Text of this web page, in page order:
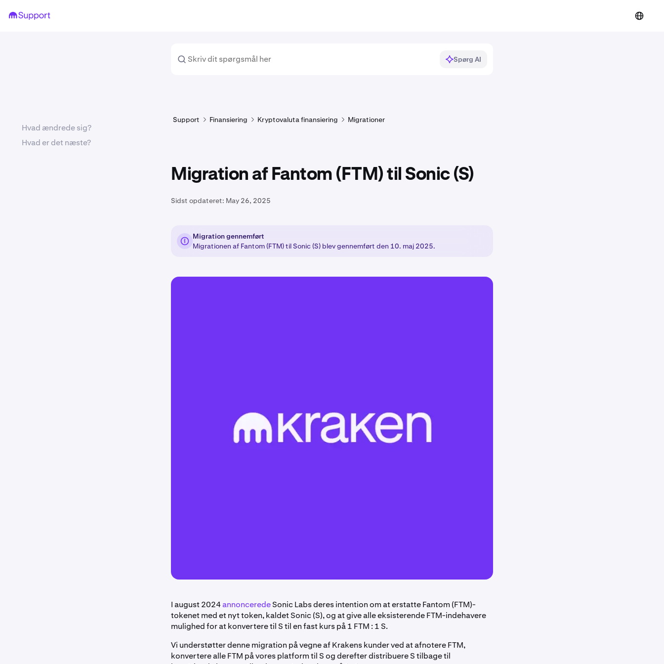
Spørg AI
Support Finansiering Kryptovaluta finansiering Migrationer
Migration af Fantom (FTM) til Sonic (S)
Sidst opdateret: May 26, 2025
Migration gennemført
Migrationen af Fantom (FTM) til Sonic (S) blev gennemført den 10. maj 2025.
I august 2024annonceredeSonic Labs deres intention om at erstatte Fantom (FTM)-
tokenet med et nyt token, kaldet Sonic (S), og at give alle eksisterende FTM-indehavere
mulighed for at konvertere til S til en fast kurs på 1 FTM : 1 S.
Vi understøtter denne migration på vegne af Krakens kunder ved at afnotere FTM,
konvertere alle FTM på vores platform til S og derefter distribuere S tilbage til
Hvad ændrede sig?
Hvad er det næste?